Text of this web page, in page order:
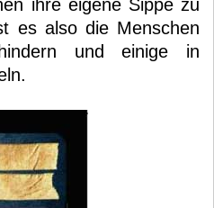
ihre eigene Sippe zu
es also die Menschen
und einige in